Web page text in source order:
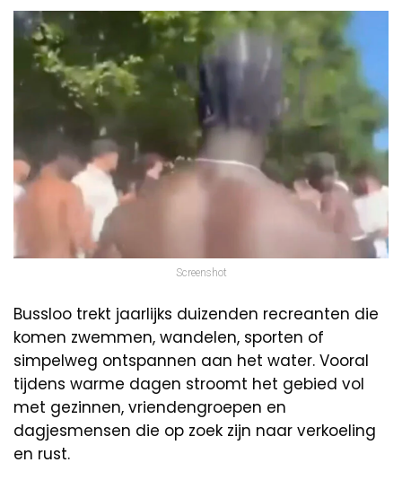
Screenshot
Bussloo trekt jaarlijks duizenden recreanten die
komen zwemmen, wandelen, sporten of
simpelweg ontspannen aan het water. Vooral
tijdens warme dagen stroomt het gebied vol
met gezinnen, vriendengroepen en
dagjesmensen die op zoek zijn naar verkoeling
en rust.